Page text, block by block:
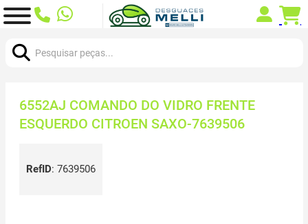
6552AJ COMANDO DO VIDRO FRENTE
ESQUERDO CITROEN SAXO-7639506
RefID: 7639506